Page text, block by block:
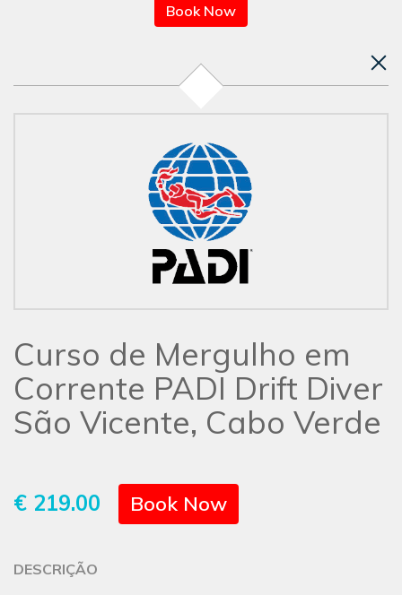
Book Now
Curso de Mergulho em
Corrente PADI Drift Diver
São Vicente, Cabo Verde
€ 219.00 Book Now
DESCRIÇÃO